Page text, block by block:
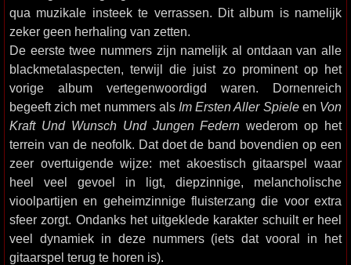
qua muzikale insteek te verrassen. Dit album is namelijk
zeker geen herhaling van zetten.
De eerste twee nummers zijn namelijk al ontdaan van alle
blackmetalaspecten, terwijl die juist zo prominent op het
vorige album vertegenwoordigd waren. Dornenreich
begeeft zich met nummers als Im Ersten Aller Spieleen Von
Kraft Und Wunsch Und Jungen Federn wederom op het
terrein van de neofolk. Dat doet de band bovendien op een
zeer overtuigende wijze: met akoestisch gitaarspel waar
heel veel gevoel in ligt, diepzinnige, melancholische
vioolpartijen en geheimzinnige fluisterzang die voor extra
sfeer zorgt. Ondanks het uitgeklede karakter schuilt er heel
veel dynamiek in deze nummers (iets dat vooral in het
gitaarspel terug te horen is).